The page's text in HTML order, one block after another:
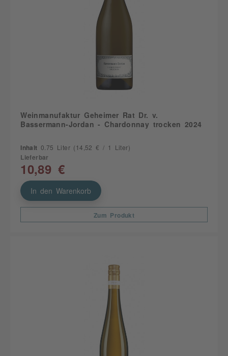
Weinmanufaktur Geheimer Rat Dr. v.
Bassermann-Jordan - Chardonnay trocken 2024
Inhalt 0.75 Liter (14,52 € / 1 Liter)
Lieferbar
10,89 €
In den Warenkorb
Zum Produkt